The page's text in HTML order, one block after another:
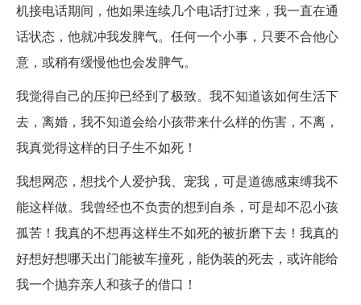
机接电话期间，他如果连续几个电话打过来，我一直在通
话状态，他就冲我发脾气。任何一个小事，只要不合他心
意，或稍有缓慢他也会发脾气。
我觉得自己的压抑已经到了极致。我不知道该如何生活下
去，离婚，我不知道会给小孩带来什么样的伤害，不离，
我真觉得这样的日子生不如死！
我想网恋，想找个人爱护我、宠我，可是道德感束缚我不
能这样做。我曾经也不负责的想到自杀，可是却不忍小孩
孤苦！我真的不想再这样生不如死的被折磨下去！我真的
好想好想哪天出门能被车撞死，能伪装的死去，或许能给
我一个抛弃亲人和孩子的借口！